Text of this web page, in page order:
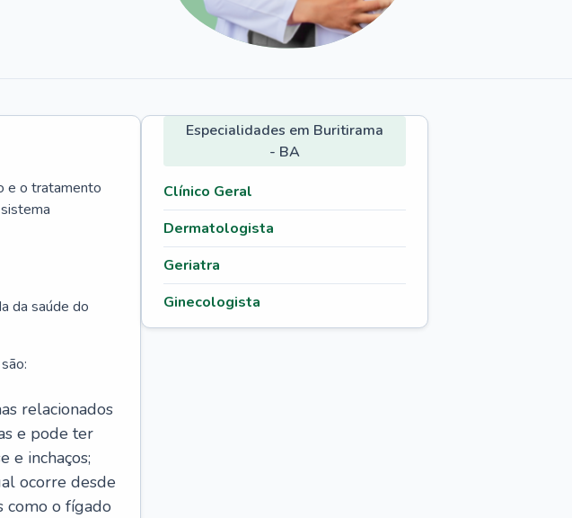
e o tratamento
da saúde do
relacionados
e pode ter
e inchaços;
ocorre desde
como o fígado
Especialidades em Buritirama
- BA
Clínico Geral
Dermatologista
Geriatra
Ginecologista